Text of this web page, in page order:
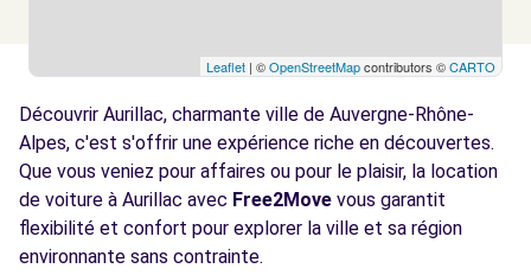
Leaflet | ©OpenStreetMapcontributors ©CARTO
Découvrir Aurillac, charmante ville de Auvergne-Rhône-
Alpes, c'est s'offrir une expérience riche en découvertes.
Que vous veniez pour affaires ou pour le plaisir, la location
de voiture à Aurillac avec Free2Move vous garantit
flexibilité et confort pour explorer la ville et sa région
environnante sans contrainte.